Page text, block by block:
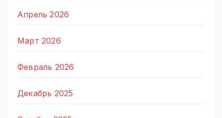
Апрель 2026
Март 2026
Февраль 2026
Декабрь 2025